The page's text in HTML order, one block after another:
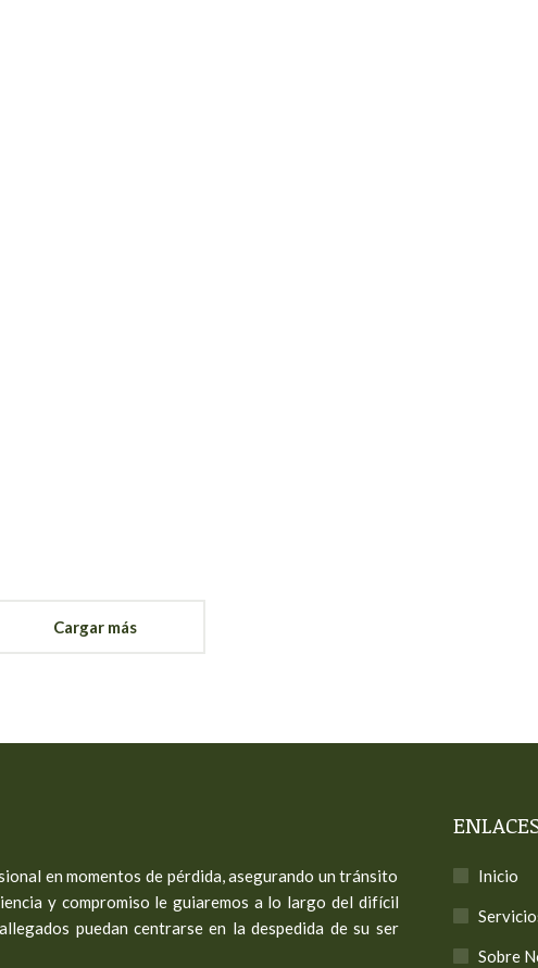
Cargar más
en momentos de pérdida, asegurando un tránsito
y compromiso le guiaremos a lo largo del difícil
puedan centrarse en la despedida de su ser
Inicio
Sobre